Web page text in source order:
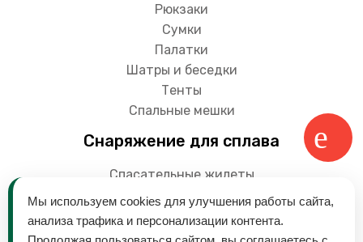
Рюкзаки
Сумки
Палатки
Шатры и беседки
Тенты
Спальные мешки
Снаряжение для сплава
Спасательные жилеты
Гермоупаковки
Мы используем cookies для улучшения работы сайта,
анализа трафика и персонализации контента.